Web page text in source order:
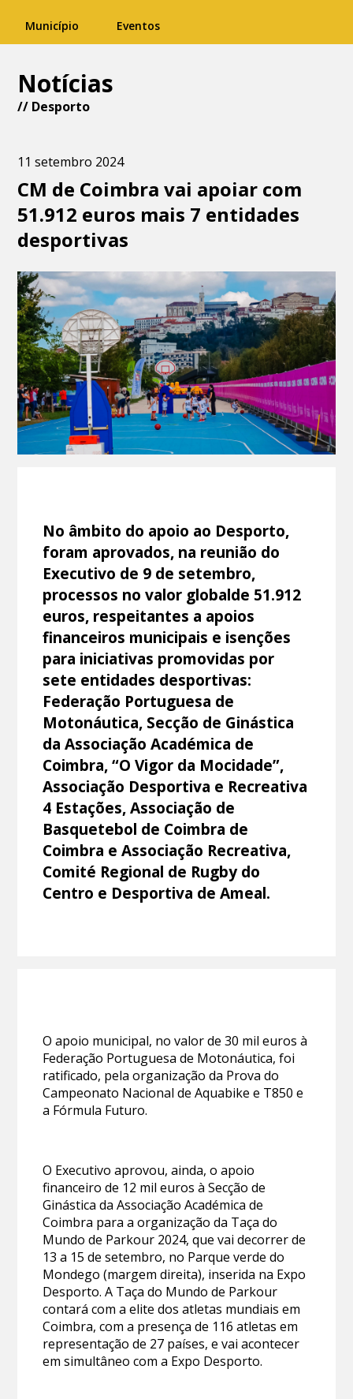
Município Eventos
Notícias
// Desporto
11 setembro 2024
CM de Coimbra vai apoiar com
51.912 euros mais 7 entidades
desportivas
No âmbito do apoio ao Desporto,
foram aprovados, na reunião do
Executivo de 9 de setembro,
processos no valor globalde 51.912
euros, respeitantes a apoios
financeiros municipais e isenções
para iniciativas promovidas por
sete entidades desportivas:
Federação Portuguesa de
Motonáutica, Secção de Ginástica
da Associação Académica de
Coimbra, “O Vigor da Mocidade”,
Associação Desportiva e Recreativa
4 Estações, Associação de
Basquetebol de Coimbra de
Coimbra e Associação Recreativa,
Comité Regional de Rugby do
Centro e Desportiva de Ameal.
O apoio municipal, no valor de 30 mil euros à
Federação Portuguesa de Motonáutica, foi
ratificado, pela organização da Prova do
Campeonato Nacional de Aquabike e T850 e
a Fórmula Futuro.
O Executivo aprovou, ainda, o apoio
financeiro de 12 mil euros à Secção de
Ginástica da Associação Académica de
Coimbra para a organização da Taça do
Mundo de Parkour 2024, que vai decorrer de
13 a 15 de setembro, no Parque verde do
Mondego (margem direita), inserida na Expo
Desporto. A Taça do Mundo de Parkour
contará com a elite dos atletas mundiais em
Coimbra, com a presença de 116 atletas em
representação de 27 países, e vai acontecer
em simultâneo com a Expo Desporto.